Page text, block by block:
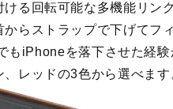
る回転可能な多機能リン
らストラップで下げてフ
もiPhoneを落下させた経
レッドの3色から選べます